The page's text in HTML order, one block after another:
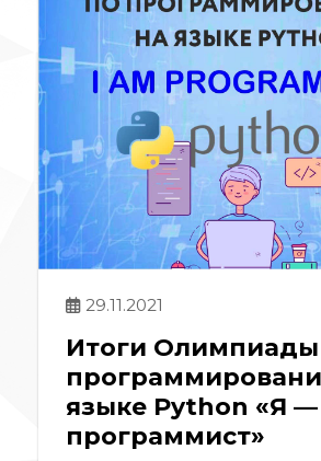
29.11.2021
Итоги
языке Python «Я —
программист»